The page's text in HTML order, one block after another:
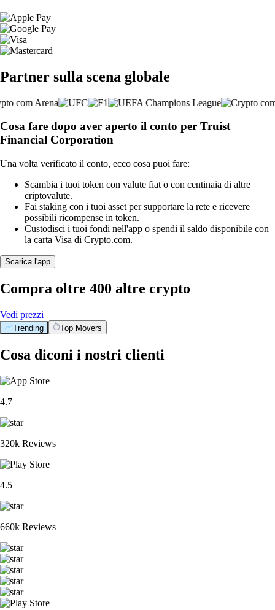
Partner sulla scena globale
Cosa fare dopo aver aperto il conto per Truist
Financial Corporation
Una volta verificato il conto, ecco cosa puoi fare:
Scambia i tuoi token con valute fiat o con centinaia di altre
criptovalute.
Fai staking con i tuoi asset per supportare la rete e ricevere
possibili ricompense in token.
Custodisci i tuoi fondi nell'app o spendi il saldo disponibile con
la carta Visa di Crypto.com.
Scarica l'app
Compra oltre 400 altre crypto
Vedi prezzi
Trending Top Movers
Cosa diconi i nostri clienti
4.7
320k Reviews
4.5
660k Reviews